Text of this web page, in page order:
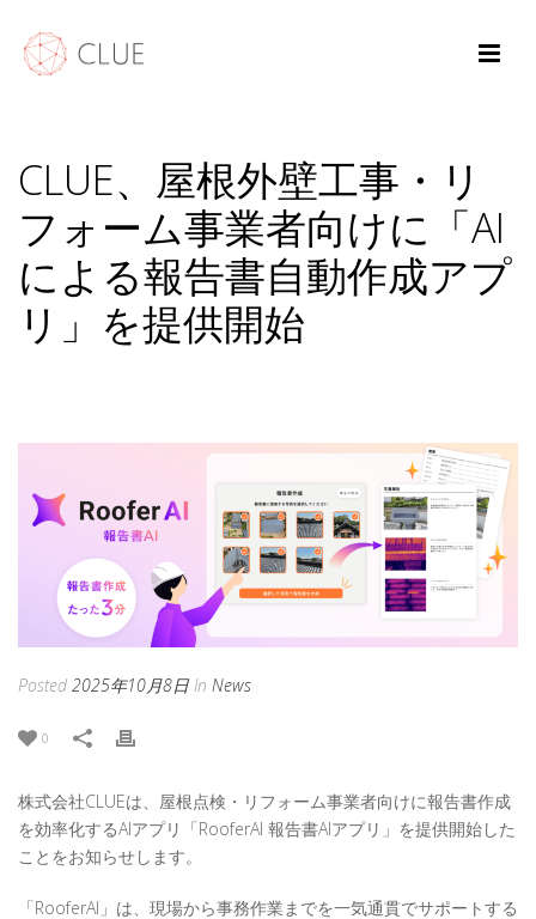
CLUE、屋根外壁工事・リ
フォーム事業者向けに「AI
による報告書自動作成アプ
リ」を提供開始
Posted 2025年10月8日 In News
0
株式会社CLUEは、屋根点検・リフォーム事業者向けに報告書作成
を効率化するAIアプリ「RooferAI 報告書AIアプリ」を提供開始した
ことをお知らせします。
「RooferAI」は、現場から事務作業までを一気通貫でサポートする